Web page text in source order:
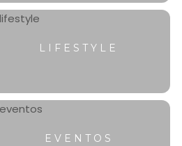
LIFESTYLE
EVENTOS